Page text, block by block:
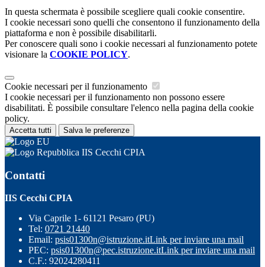
In questa schermata è possibile scegliere quali cookie consentire.
I cookie necessari sono quelli che consentono il funzionamento della
piattaforma e non è possibile disabilitarli.
Per conoscere quali sono i cookie necessari al funzionamento potete
visionare la COOKIE POLICY.
Cookie necessari per il funzionamento
I cookie necessari per il funzionamento non possono essere
disabilitati. È possibile consultare l'elenco nella pagina della cookie
policy.
Accetta tutti Salva le preferenze
IIS Cecchi CPIA
Contatti
IIS Cecchi CPIA
Via Caprile 1- 61121 Pesaro (PU)
Tel: 0721 21440
Email: psis01300n@istruzione.itLink per inviare una mail
PEC: psis01300n@pec.istruzione.itLink per inviare una mail
C.F.: 92024280411